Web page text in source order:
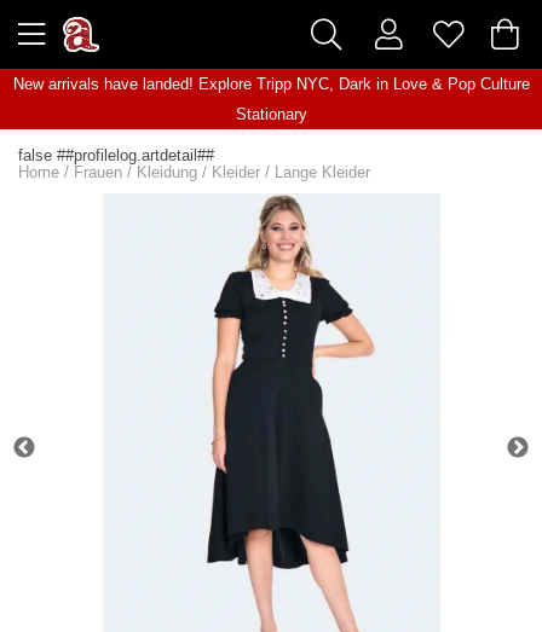
New arrivals have landed! Explore Tripp NYC, Dark in Love& Pop Culture
Stationary
false ##profilelog.artdetail##
Home / Frauen / Kleidung / Kleider / Lange Kleider